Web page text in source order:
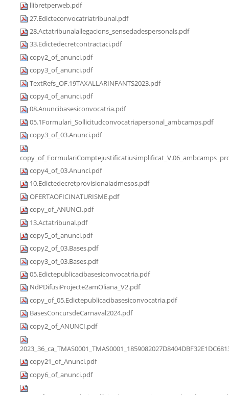
llibretperweb.pdf
27.Edicteconvocatriatribunal.pdf
28.Actatribunalallegacions_sensedadespersonals.pdf
33.Edictedecretcontractaci.pdf
copy2_of_anunci.pdf
copy3_of_anunci.pdf
TextRefs_OF.19TAXALLARINFANTS2023.pdf
copy4_of_anunci.pdf
08.Anuncibasesiconvocatria.pdf
05.1Formulari_Sollicitudconvocatriapersonal_ambcamps.pdf
copy3_of_03.Anunci.pdf
copy4_of_03.Anunci.pdf
10.Edictedecretprovisionaladmesos.pdf
OFERTAOFICINATURISME.pdf
copy_of_ANUNCI.pdf
13.Actatribunal.pdf
copy5_of_anunci.pdf
copy2_of_03.Bases.pdf
copy3_of_03.Bases.pdf
05.Edictepublicacibasesiconvocatria.pdf
NdPDifusiProjecte2amOliana_V2.pdf
copy_of_05.Edictepublicacibasesiconvocatria.pdf
BasesConcursdeCarnaval2024.pdf
copy2_of_ANUNCI.pdf
copy21_of_Anunci.pdf
copy6_of_anunci.pdf